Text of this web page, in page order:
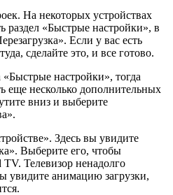
На некоторых устройствах
раздел «Быстрые настройки», в
Если у вас есть
сделайте это, и все готово.
«Быстрые настройки», тогда
еще несколько дополнительных
вниз и выберите
Здесь вы увидите
Выберите его, чтобы
TV. Телевизор ненадолго
увидите анимацию загрузки,